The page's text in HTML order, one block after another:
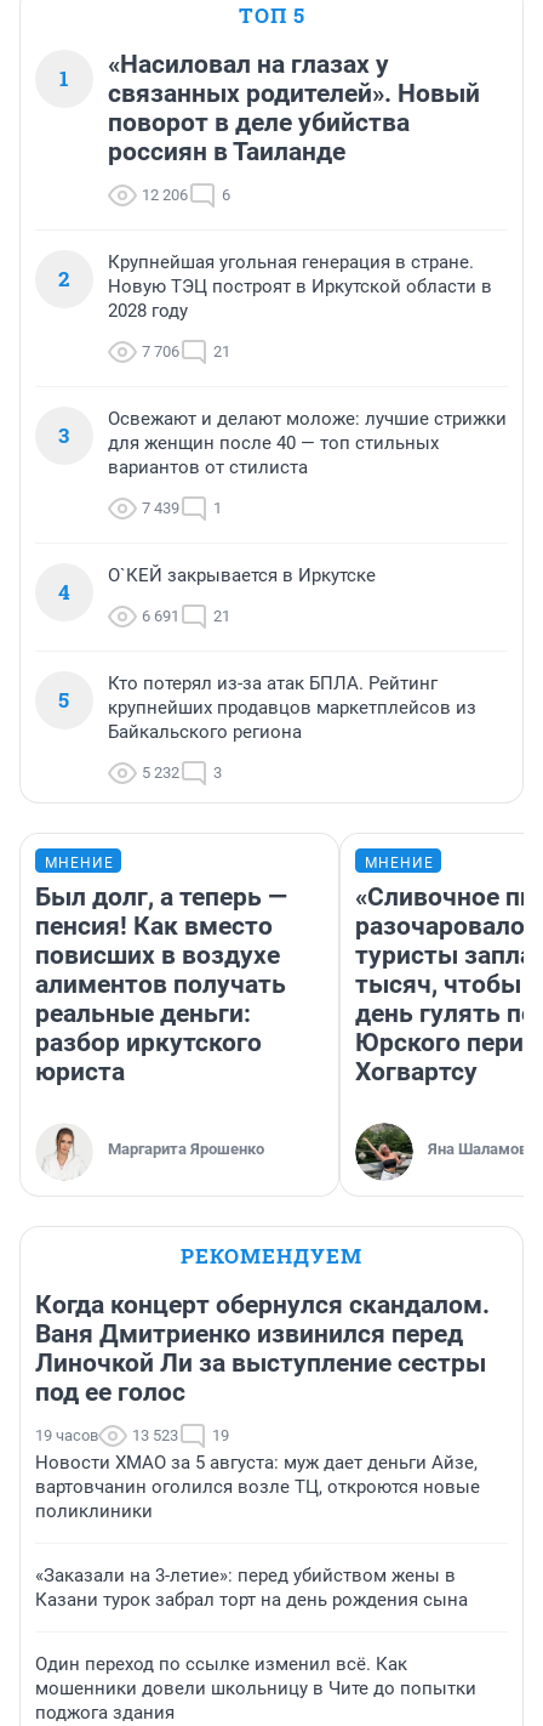
ТОП 5
1
«Насиловал на глазах у
связанных родителей». Новый
поворот в деле убийства
россиян в Таиланде
12 206 6
2
Крупнейшая угольная генерация в стране.
Новую ТЭЦ построят в Иркутской области в
2028 году
7 706 21
3
Освежают и делают моложе: лучшие стрижки
для женщин после 40 — топ стильных
вариантов от стилиста
7 439 1
4
О`КЕЙ закрывается в Иркутске
6 691 21
5
Кто потерял из-за атак БПЛА. Рейтинг
крупнейших продавцов маркетплейсов из
Байкальского региона
5 232 3
МНЕНИЕ
Был долг, а теперь —
пенсия! Как вместо
повисших в воздухе
алиментов получать
реальные деньги:
разбор иркутского
юриста
Маргарита Ярошенко
МНЕНИЕ
«Сливочное
разочаровало»:
туристы
тысяч, чтобы
день гулять по
Юрского
Хогвартсу
Яна Шаламова
РЕКОМЕНДУЕМ
Когда концерт обернулся скандалом.
Ваня Дмитриенко извинился перед
Линочкой Ли за выступление сестры
под ее голос
19 часов 13 523 19
Новости ХМАО за 5 августа: муж дает деньги Айзе,
вартовчанин оголился возле ТЦ, откроются новые
поликлиники
«Заказали на 3-летие»: перед убийством жены в
Казани турок забрал торт на день рождения сына
Один переход по ссылке изменил всё. Как
мошенники довели школьницу в Чите до попытки
поджога здания